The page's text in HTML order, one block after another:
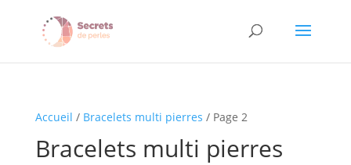
Accueil / Bracelets multi pierres / Page 2
Bracelets multi pierres